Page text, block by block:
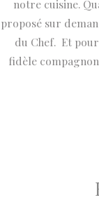
notre cuisine.
proposé sur
du Chef. Et
fidèle